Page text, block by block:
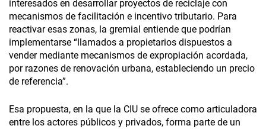
interesados en desarrollar proyectos de reciclaje con
mecanismos de facilitación e incentivo tributario. Para
reactivar esas zonas, la gremial entiende que podrían
implementarse “llamados a propietarios dispuestos a
vender mediante mecanismos de expropiación acordada,
por razones de renovación urbana, estableciendo un precio
de referencia”.
Esa propuesta, en la que la CIU se ofrece como articuladora
entre los actores públicos y privados, forma parte de un